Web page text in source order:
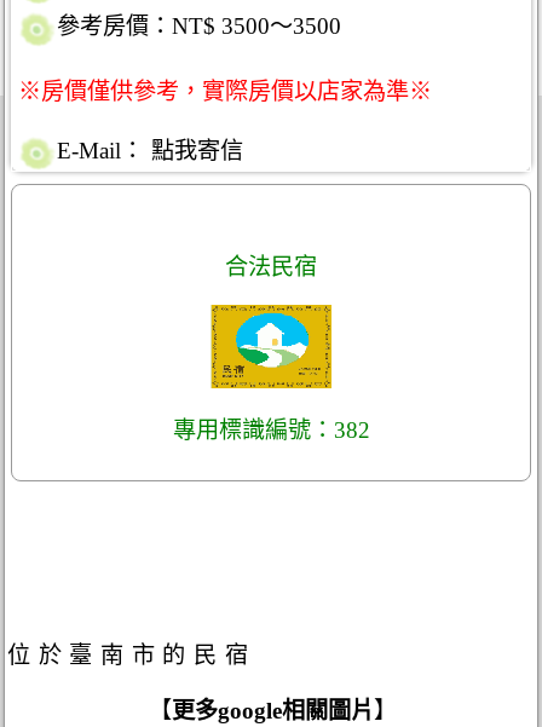
參考房價：NT$ 3500～3500
※房價僅供參考，實際房價以店家為準※
E-Mail： 點我寄信
合法民宿
專用標識編號：382
位於臺南市的民宿
【更多google相關圖片】